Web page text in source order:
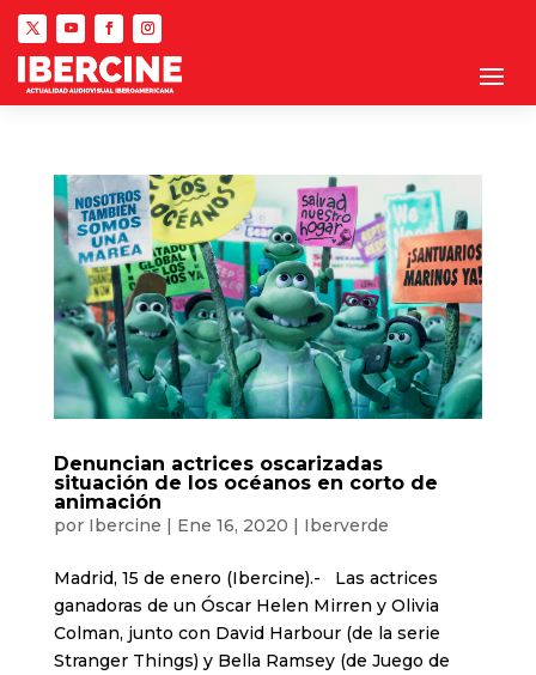
Denuncian actrices oscarizadas
situación de los océanos en corto de
animación
por Ibercine | Ene 16, 2020 | Iberverde
Madrid, 15 de enero (Ibercine).- Las actrices
ganadoras de un Óscar Helen Mirren y Olivia
Colman, junto con David Harbour (de la serie
Stranger Things) y Bella Ramsey (de Juego de